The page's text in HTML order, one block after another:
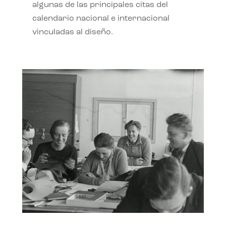
algunas de las principales citas del
calendario nacional e internacional
vinculadas al diseño.